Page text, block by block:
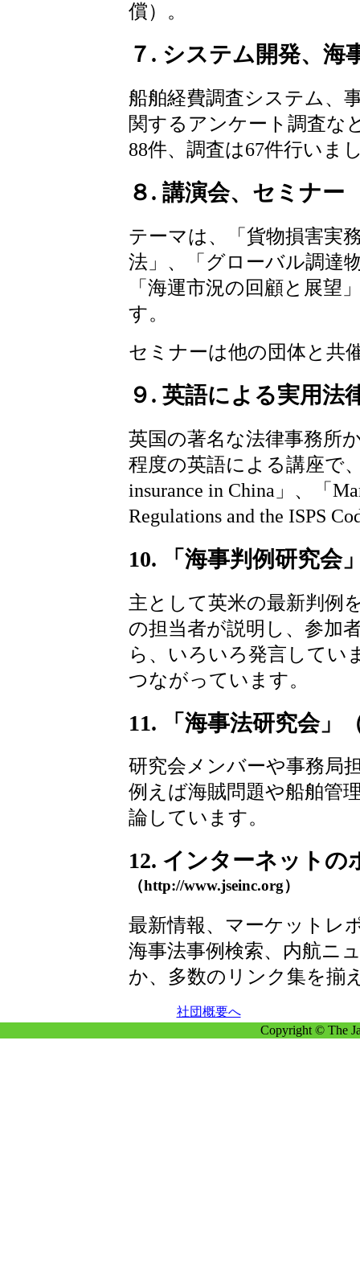
償）。
７. システム開発、海
船舶経費調査システム、
関するアンケート調査な
88件、調査は67件行いま
８. 講演会、セミナー
テーマは、「貨物損害実
法」、「グローバル調達
「海運市況の回顧と展望
す。
セミナーは他の団体と共
９. 英語による実用法
英国の著名な法律事務所
程度の英語による講座で
insurance in China」、「
Regulations and the ISPS
10. 「海事判例研究会
主として英米の最新判例
の担当者が説明し、参加
ら、いろいろ発言してい
つながっています。
11. 「海事法研究会」
研究会メンバーや事務局
例えば海賊問題や船舶管
論しています。
12. インターネットの
（http://www.jseinc.org）
最新情報、マーケットレ
海事法事例検索、内航ニ
か、多数のリンク集を揃
社団概要へ
Copyright © The